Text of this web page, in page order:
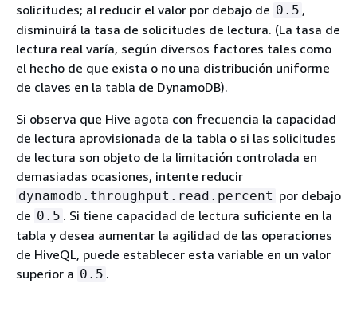
solicitudes; al reducir el valor por debajo de 0.5 ,
disminuirá la tasa de solicitudes de lectura. (La tasa de
lectura real varía, según diversos factores tales como
el hecho de que exista o no una distribución uniforme
de claves en la tabla de DynamoDB).
Si observa que Hive agota con frecuencia la capacidad
de lectura aprovisionada de la tabla o si las solicitudes
de lectura son objeto de la limitación controlada en
demasiadas ocasiones, intente reducir
dynamodb.throughput.read.percent por debajo
de 0.5 . Si tiene capacidad de lectura suficiente en la
tabla y desea aumentar la agilidad de las operaciones
de HiveQL, puede establecer esta variable en un valor
superior a 0.5 .